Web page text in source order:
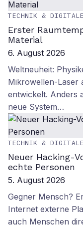
TECHNIK &
Erster
Material
6. August 2026
Weltneuheit:
Mikrowellen-Laser
entwickelt. Anders
neue System…
TECHNIK &
Neuer Hacking-
echte Personen
5. August 2026
Gegner Mensch?
Internet externe
auch Menschen